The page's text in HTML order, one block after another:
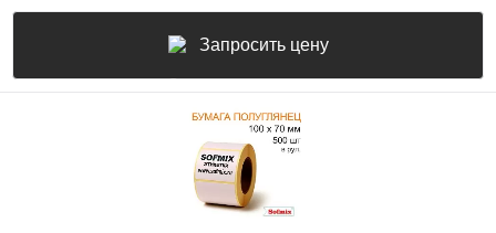
Запросить цену